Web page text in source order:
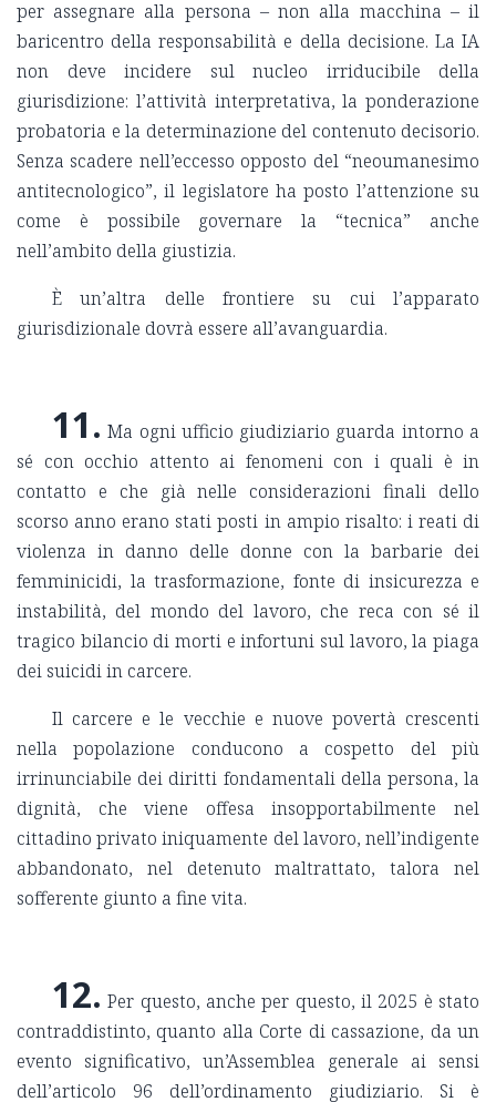
per assegnare alla persona – non alla macchina – il
baricentro della responsabilità e della decisione. La IA
non deve incidere sul nucleo irriducibile della
giurisdizione: l’attività interpretativa, la ponderazione
probatoria e la determinazione del contenuto decisorio.
Senza scadere nell’eccesso opposto del “neoumanesimo
antitecnologico”, il legislatore ha posto l’attenzione su
come è possibile governare la “tecnica” anche
nell’ambito della giustizia.
È un’altra delle frontiere su cui l’apparato
giurisdizionale dovrà essere all’avanguardia.
11. Ma ogni ufficio giudiziario guarda intorno a
sé con occhio attento ai fenomeni con i quali è in
contatto e che già nelle considerazioni finali dello
scorso anno erano stati posti in ampio risalto: i reati di
violenza in danno delle donne con la barbarie dei
femminicidi, la trasformazione, fonte di insicurezza e
instabilità, del mondo del lavoro, che reca con sé il
tragico bilancio di morti e infortuni sul lavoro, la piaga
dei suicidi in carcere.
Il carcere e le vecchie e nuove povertà crescenti
nella popolazione conducono a cospetto del più
irrinunciabile dei diritti fondamentali della persona, la
dignità, che viene offesa insopportabilmente nel
cittadino privato iniquamente del lavoro, nell’indigente
abbandonato, nel detenuto maltrattato, talora nel
sofferente giunto a fine vita.
12. Per questo, anche per questo, il 2025 è stato
contraddistinto, quanto alla Corte di cassazione, da un
evento significativo, un’Assemblea generale ai sensi
dell’articolo 96 dell’ordinamento giudiziario. Si è